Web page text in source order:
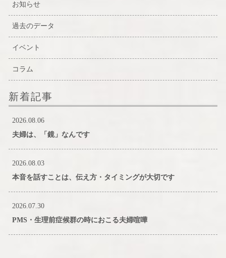
お知らせ
過去のデータ
イベント
コラム
新着記事
2026.08.06
夫婦は、「鏡」なんです
2026.08.03
本音を話すことは、伝え方・タイミングが大切です
2026.07.30
PMS・生理前症候群の時におこる夫婦喧嘩